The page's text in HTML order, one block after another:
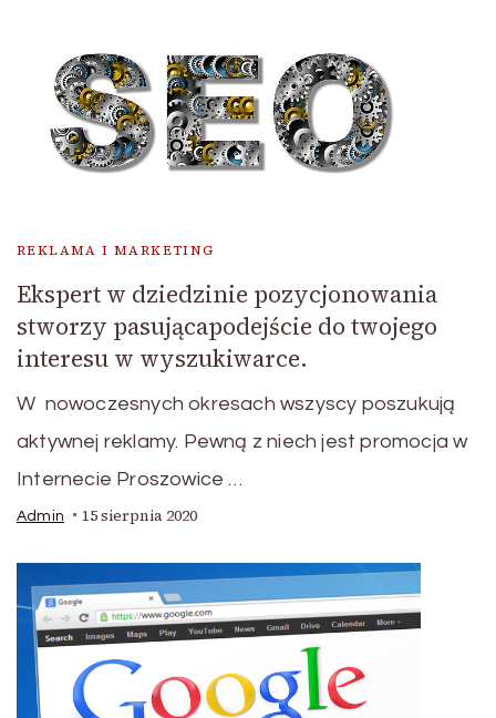
REKLAMA I MARKETING
Ekspert w dziedzinie pozycjonowania
stworzy pasującapodejście do twojego
interesu w wyszukiwarce.
W nowoczesnych okresach wszyscy poszukują
aktywnej reklamy. Pewną z niech jest promocja w
Internecie Proszowice …
Admin 15 sierpnia 2020